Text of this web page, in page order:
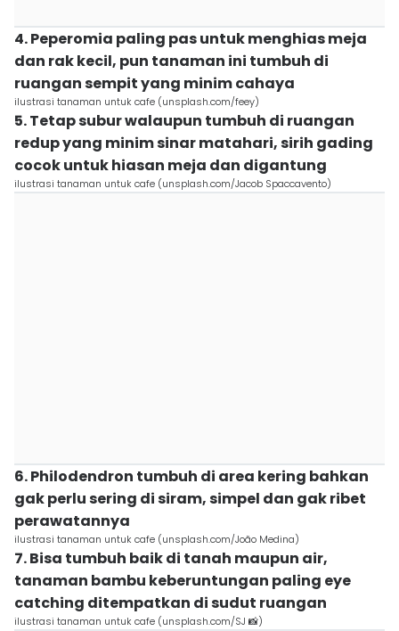
4. Peperomia paling pas untuk menghias meja
dan rak kecil, pun tanaman ini tumbuh di
ruangan sempit yang minim cahaya
ilustrasi tanaman untuk cafe (unsplash.com/feey)
5. Tetap subur walaupun tumbuh di ruangan
redup yang minim sinar matahari, sirih gading
cocok untuk hiasan meja dan digantung
ilustrasi tanaman untuk cafe (unsplash.com/Jacob Spaccavento)
6. Philodendron tumbuh di area kering bahkan
gak perlu sering di siram, simpel dan gak ribet
perawatannya
ilustrasi tanaman untuk cafe (unsplash.com/João Medina)
7. Bisa tumbuh baik di tanah maupun air,
tanaman bambu keberuntungan paling eye
catching ditempatkan di sudut ruangan
ilustrasi tanaman untuk cafe (unsplash.com/SJ 📸)